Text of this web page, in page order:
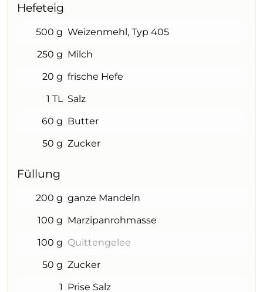
Hefeteig
500 g Weizenmehl, Typ 405
250 g Milch
20 g frische Hefe
1 TL Salz
60 g Butter
50 g Zucker
Füllung
200 g ganze Mandeln
100 g Marzipanrohmasse
100 g Quittengelee
50 g Zucker
1 Prise Salz